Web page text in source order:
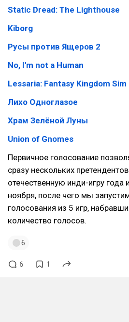
Static Dread: The Lighthouse
Kiborg
Русы против Ящеров 2
No, I'm not a Human
Lessaria: Fantasy Kingdom Sim
Лихо Одноглазое
Храм Зелёной Луны
Union of Gnomes
Первичное голосование
сразу нескольких
отечественную инди-игру года
ноября, после чего мы
голосования из 5 игр,
количество голосов.
6
6 1